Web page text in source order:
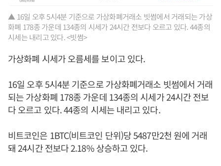
▲ 16일 오후 5시4분 기준으로 가상화폐거래소 빗썸에서 거래되는 가상
화폐 178종 가운데 134종의 시세가 24시간 전보다 오르고 있다. 44종의
시세는 내리고 있다. <빗썸>
가상화폐 시세가 오름세를 보이고 있다.
16일 오후 5시4분 기준으로 가상화폐거래소 빗썸에서 거래
되는 가상화폐 178종 가운데 134종의 시세가 24시간 전보
다 오르고 있다. 44종의 시세는 내리고 있다.
비트코인은 1BTC(비트코인 단위)당 5487만2천 원에 거래
돼 24시간 전보다 2.18% 상승하고 있다.